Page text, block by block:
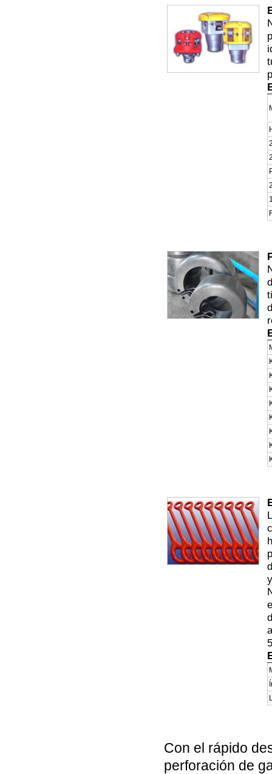
Con el rápido
perforación de